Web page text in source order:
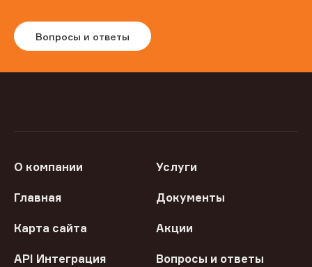
Вопросы и ответы
О компании Услуги
Главная Документы
Карта сайта Акции
API Интеграция Вопросы и ответы